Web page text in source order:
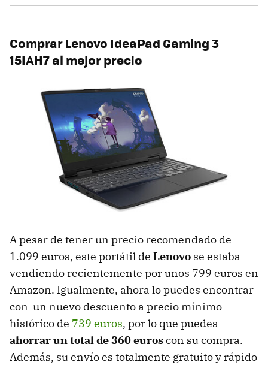
Comprar Lenovo IdeaPad Gaming 3
15IAH7 al mejor precio
A pesar de tener un precio recomendado de
1.099 euros, este portátil de Lenovo se estaba
vendiendo recientemente por unos 799 euros en
Amazon. Igualmente, ahora lo puedes encontrar
con un nuevo descuento a precio mínimo
histórico de 739 euros, por lo que puedes
ahorrar un total de 360 euroscon su compra.
Además, su envío es totalmente gratuito y rápido